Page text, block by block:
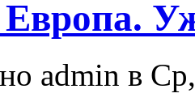
Европа.
admin в